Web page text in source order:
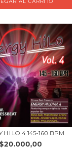
HI LO 4 145-160 BPM
$20.000,00